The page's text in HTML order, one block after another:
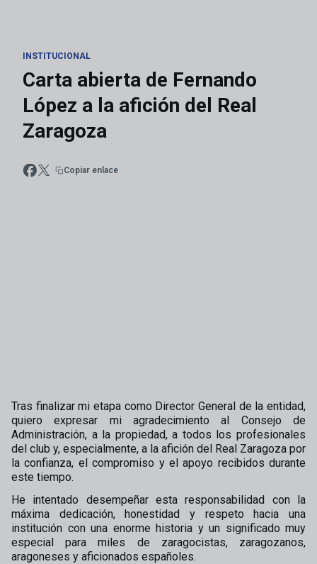
INSTITUCIONAL
Carta abierta de Fernando
López a la afición del Real
Zaragoza
Copiar enlace
Tras finalizar mi etapa como Director General de la entidad,
quiero expresar mi agradecimiento al Consejo de
Administración, a la propiedad, a todos los profesionales
del club y, especialmente, a la afición del Real Zaragoza por
la confianza, el compromiso y el apoyo recibidos durante
este tiempo.
He intentado desempeñar esta responsabilidad con la
máxima dedicación, honestidad y respeto hacia una
institución con una enorme historia y un significado muy
especial para miles de zaragocistas, zaragozanos,
aragoneses y aficionados españoles.